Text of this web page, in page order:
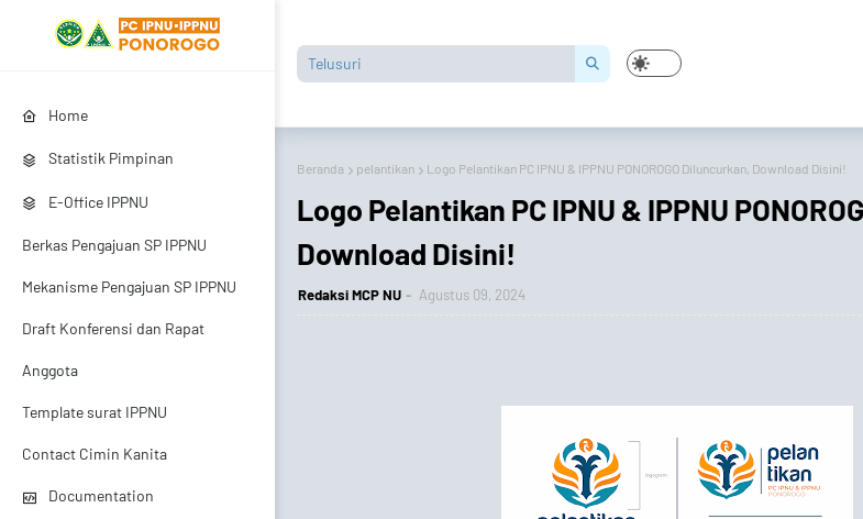
Home
Statistik Pimpinan
E-Office IPPNU
Berkas Pengajuan SP IPPNU
Mekanisme Pengajuan SP IPPNU
Draft Konferensi dan Rapat
Anggota
Template surat IPPNU
Contact Cimin Kanita
Documentation
Beranda pelantikan Logo Pelantikan PC IPNU & IPPNU PONOROGO Diluncurkan, Download Disini!
Logo Pelantikan PC IPNU & IPPNU
Download Disini!
Redaksi MCP NU Agustus 09, 2024